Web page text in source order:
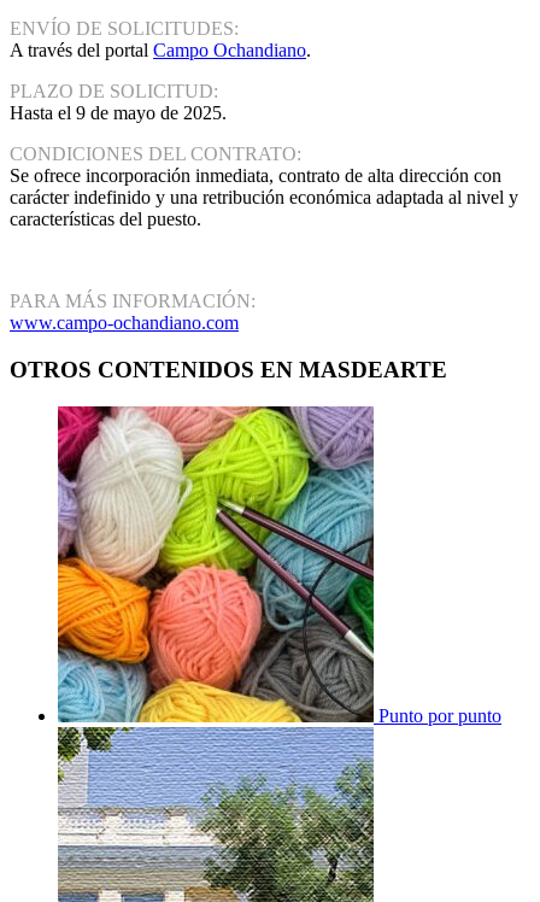
ENVÍO DE SOLICITUDES:
A través del portal Campo Ochandiano.
PLAZO DE SOLICITUD:
Hasta el 9 de mayo de 2025.
CONDICIONES DEL CONTRATO:
Se ofrece incorporación inmediata, contrato de alta dirección con
carácter indefinido y una retribución económica adaptada al nivel y
características del puesto.
PARA MÁS INFORMACIÓN:
www.campo-ochandiano.com
OTROS CONTENIDOS EN MASDEARTE
Punto por punto